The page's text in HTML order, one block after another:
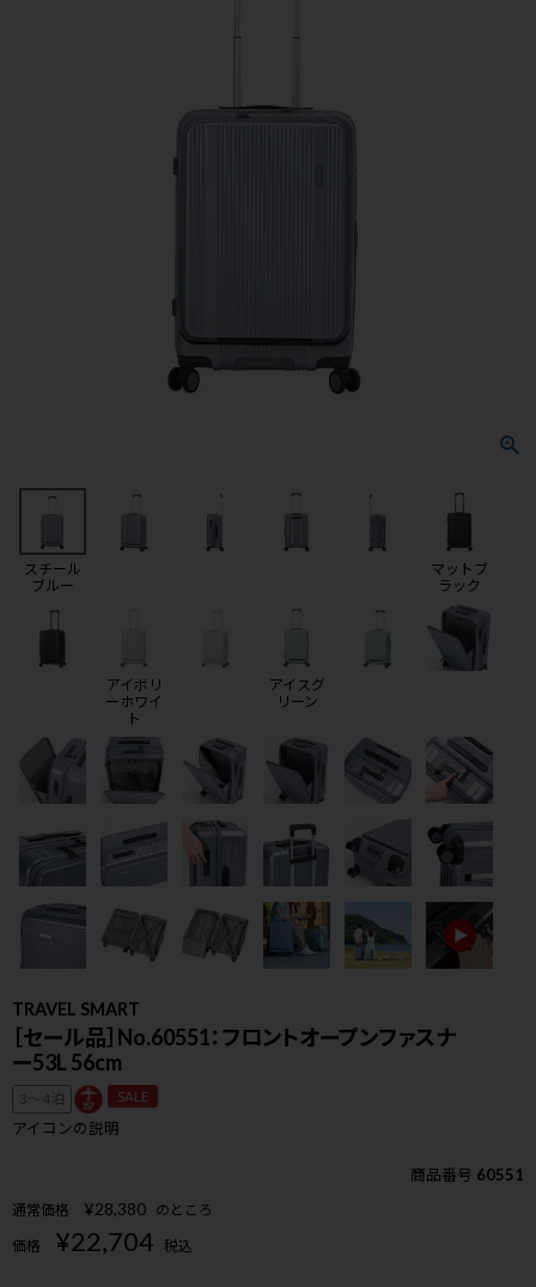
スチール
ブルー
マットブ
ラック
アイボリ
ーホワイ
ト
アイスグ
リーン
TRAVEL SMART
［セール品］No.60551：フロントオープンファスナ
ー53L 56cm
3〜4泊 SALE
アイコンの説明
商品番号 60551
通常価格 ¥28,380 のところ
価格
¥22,704 税込